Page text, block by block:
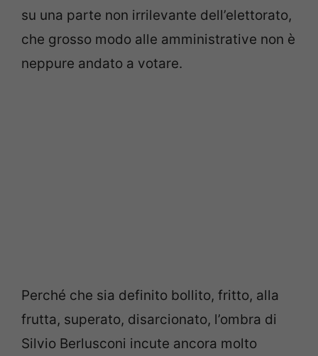
su una parte non irrilevante dell’elettorato,
che grosso modo alle amministrative non è
neppure andato a votare.
Perché che sia definito bollito, fritto, alla
frutta, superato, disarcionato, l’ombra di
Silvio Berlusconi incute ancora molto